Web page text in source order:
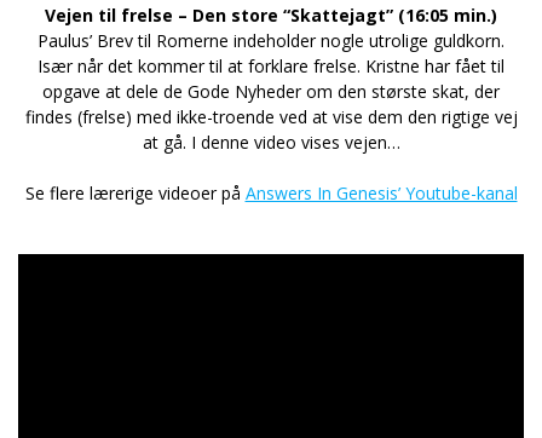
Vejen til frelse – Den store “Skattejagt” (16:05 min.)
Paulus’ Brev til Romerne indeholder nogle utrolige guldkorn.
Især når det kommer til at forklare frelse. Kristne har fået til
opgave at dele de Gode Nyheder om den største skat, der
findes (frelse) med ikke-troende ved at vise dem den rigtige vej
at gå. I denne video vises vejen…
Se flere lærerige videoer på Answers In Genesis’ Youtube-kanal